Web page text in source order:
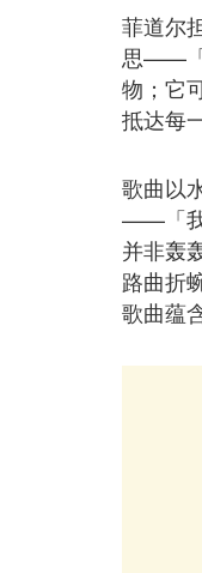
菲道尔
思——「
物；它
抵达每
歌曲以
——「我
并非轰
路曲折
歌曲蕴